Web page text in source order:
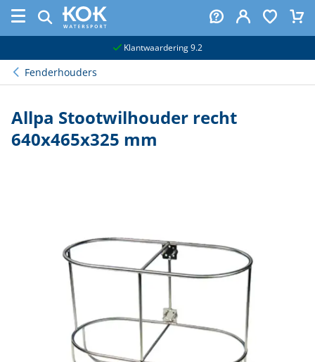
Klantwaardering 9.2
Fenderhouders
Allpa Stootwilhouder recht
640x465x325 mm